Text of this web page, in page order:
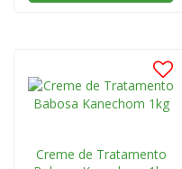
Creme de Tratamento